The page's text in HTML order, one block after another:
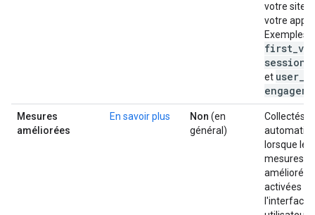
votre site
votre
Exemples :
first
session
et user
Mesures
améliorées
En savoir plus Non (en
général)
Collectés
lorsque les
mesures
activées
l'interface